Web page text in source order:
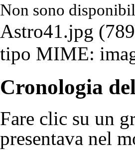
Non sono
Astro41.jpg
tipo MIME:
Cronologia
Fare clic su un
presentava nel